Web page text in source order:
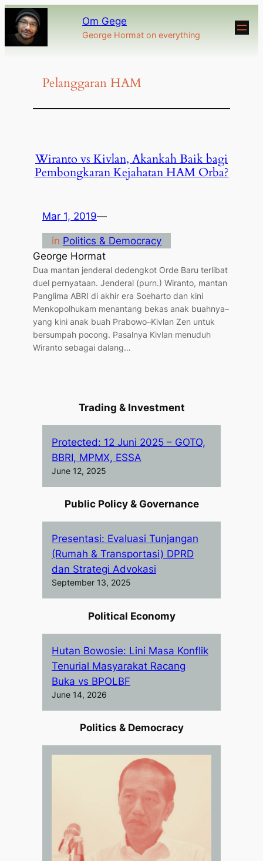
Om Gege
George Hormat on everything
Pelanggaran HAM
Wiranto vs Kivlan, Akankah Baik bagi
Pembongkaran Kejahatan HAM Orba?
Mar 1, 2019—
in Politics & Democracy
George Hormat
Dua mantan jenderal dedengkot Orde Baru terlibat
duel pernyataan. Jenderal (purn.) Wiranto, mantan
Panglima ABRI di akhir era Soeharto dan kini
Menkopolhukam menantang bekas anak buahnya–
yang kini anak buah Prabowo–Kivlan Zen untuk
bersumpah pocong. Pasalnya Kivlan menuduh
Wiranto sebagai dalang…
Trading & Investment
Protected: 12 Juni 2025 – GOTO,
BBRI, MPMX, ESSA
June 12, 2025
Public Policy & Governance
Presentasi: Evaluasi Tunjangan
(Rumah & Transportasi) DPRD
dan Strategi Advokasi
September 13, 2025
Political Economy
Hutan Bowosie: Lini Masa Konflik
Tenurial Masyarakat Racang
Buka vs BPOLBF
June 14, 2026
Politics & Democracy